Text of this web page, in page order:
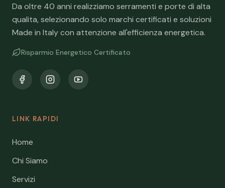
Da oltre 40 anni realizziamo serramenti e porte di alta
qualita, selezionando solo marchi certificati e soluzioni
Made in Italy con attenzione all'efficienza energetica.
Risparmio Energetico Certificato
LINK RAPIDI
Home
Chi Siamo
Servizi